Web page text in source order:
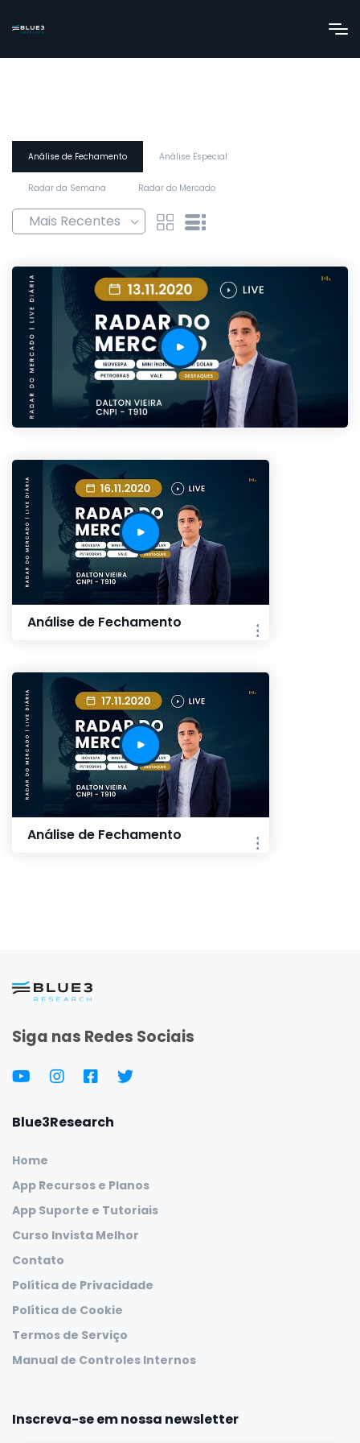
Análise de Fechamento Análise Especial
Radar da Semana Radar do Mercado
Análise de Fechamento
Análise de Fechamento
Siga nas Redes Sociais
Blue3Research
Home
App Recursos e Planos
App Suporte e Tutoriais
Curso Invista Melhor
Contato
Política de Privacidade
Política de Cookie
Termos de Serviço
Manual de Controles Internos
Inscreva-se em nossa newsletter